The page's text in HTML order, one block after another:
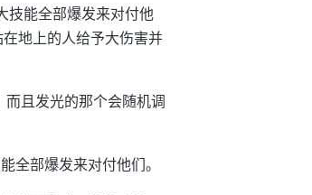
技能全部爆发来对付他
地上的人给予大伤害并
且发光的那个会随机调
全部爆发来对付他们。